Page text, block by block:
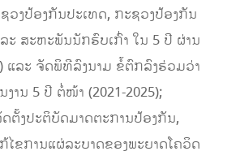
ວງປ້ອງກັນປະເທດ, ກະຊວງປ້ອງກັນ
ະ ສະຫະພັນນັກຮົບເກົ່າ ໃນ 5 ປີ ຜ່ານ
ແລະ ຈັດພິທີລົງນາມ ຂໍ້ຕົກລົງຮ່ວມວ່າ
ານ 5 ປີ ຕໍ່ໜ້າ (2021-2025);
ຕັ້ງປະຕິບັດມາດຕະການປ້ອງກັນ,
ຂການແຜ່ລະບາດຂອງພະຍາດໂຄວິດ